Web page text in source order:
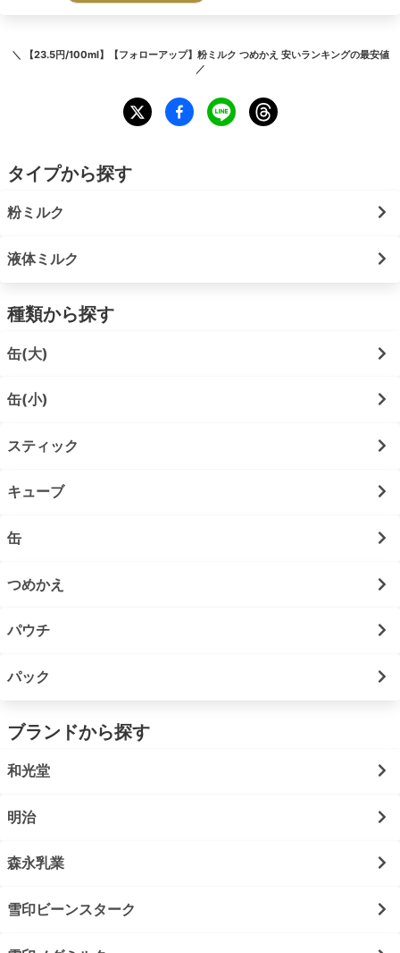
＼ 【23.5円/100ml】【フォローアップ】粉ミルク つめかえ 安いランキングの最安値
／
タイプから探す
粉ミルク
液体ミルク
種類から探す
缶(大)
缶(小)
スティック
キューブ
缶
つめかえ
パウチ
パック
ブランドから探す
和光堂
明治
森永乳業
雪印ビーンスターク